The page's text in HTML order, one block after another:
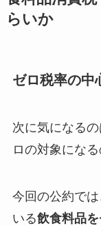
らいか
ゼロ税率の中
次に気になる
ロの対象にな
今回の公約では
いる飲食料品